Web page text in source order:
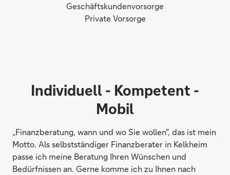
Geschäftskundenvorsorge
Private Vorsorge
Individuell - Kompetent -
Mobil
„Finanzberatung, wann und wo Sie wollen", das ist mein
Motto. Als selbstständiger Finanzberater in Kelkheim
passe ich meine Beratung Ihren Wünschen und
Bedürfnissen an. Gerne komme ich zu Ihnen nach